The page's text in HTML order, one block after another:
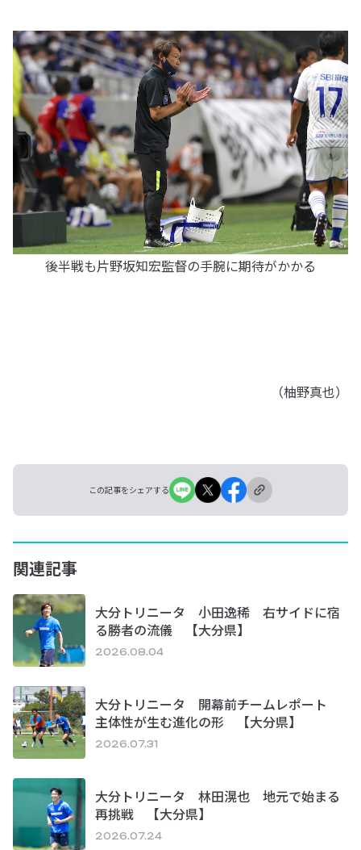
後半戦も片野坂知宏監督の手腕に期待がかかる
（柚野真也）
この記事をシェアする
関連記事
大分トリニータ 小田逸稀 右サイドに宿
る勝者の流儀 【大分県】
2026.08.04
大分トリニータ 開幕前チームレポート
主体性が生む進化の形 【大分県】
2026.07.31
大分トリニータ 林田滉也 地元で始まる
再挑戦 【大分県】
2026.07.24